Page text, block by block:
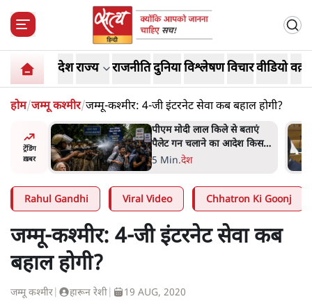
देशराज्य राजनीतिदुनियाविश्लेषणविचारवीडियो
होम/जम्मू कश्मीर/जम्मू-कश्मीर: 4-जी इंटरनेट सेवा कब बहाल होगी?
ट्रेंडिंग
ख़बर
किसका
संसद में क्या FCRA बिल पेश कर
सकते हैं शाह? कांग्रेस ने अपने
सांसदों के लिए जारी किया व्हिप
6 Min.देश
Rahul Gandhi Viral Video Chhatron Ki Goonj
जम्मू-कश्मीर: 4-जी इंटरनेट सेवा कब
बहाल होगी?
जम्मू कश्मीर हारून रेशी 19 AUG, 2020